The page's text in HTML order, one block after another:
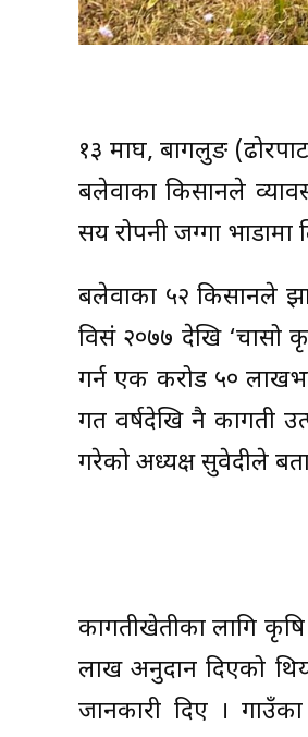
१३ माघ, बागलुङ
बलेवाका किसानले
सय रोपनी जग्गा
बलेवाका ५२ किसानले
विसं २०७७ देखि
गर्न एक करोड ५०
गत वर्षदेखि नै कागती
गरेको अध्यक्ष सुवेदीले
कागतीखेतीका लागि
लाख अनुदान दिएको
जानकारी दिए ।